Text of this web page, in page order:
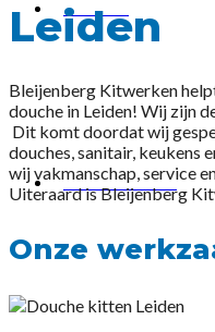
ZAKELIJK
KIT VERVANGEN
Leiden
Bleijenberg Kitwerken
douche in Leiden! Wij zijn
Dit komt doordat wij
douches, sanitair, keukens
wij vakmanschap, service
Uiteraard is Bleijenberg
Onze